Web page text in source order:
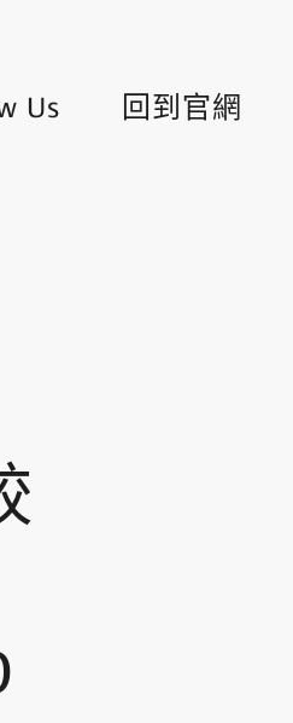
Us 回到官網